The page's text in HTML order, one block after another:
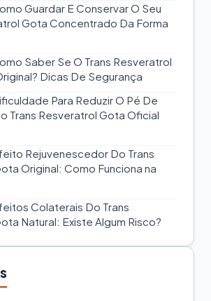
Guardar E Conservar O Seu
Gota Concentrado Da Forma
Saber Se O Trans Resveratrol
Dicas De Segurança
Para Reduzir O Pé De
Trans Resveratrol Gota Oficial
Rejuvenescedor Do Trans
Original: Como Funciona na
Colaterais Do Trans
Natural: Existe Algum Risco?